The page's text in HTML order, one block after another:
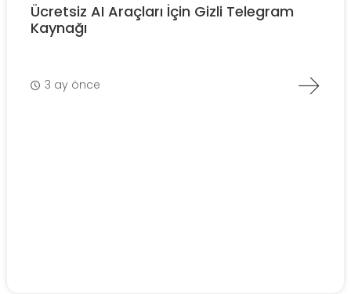
Ücretsiz AI Araçları İçin Gizli Telegram
Kaynağı
3 ay önce